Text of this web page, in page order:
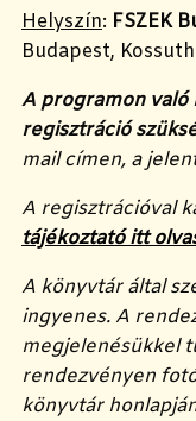
Helyszín: FSZEK
Budapest,
A programon való
regisztráció
mail címen, a
A regisztrációval
tájékoztató itt
A könyvtár által
ingyenes. A
megjelenésükkel
rendezvényen
könyvtár